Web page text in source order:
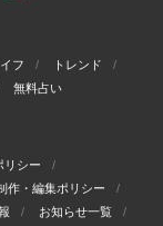
フ
トレンド
無料占い
リシー
作・編集ポリシー
お知らせ一覧